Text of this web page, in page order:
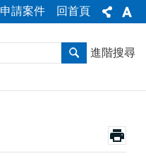
申請案件 回首頁
進階搜尋